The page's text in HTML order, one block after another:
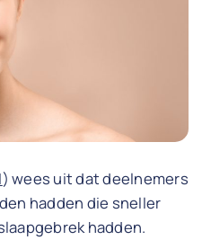
) wees uit dat deelnemers
hadden die sneller
hadden.